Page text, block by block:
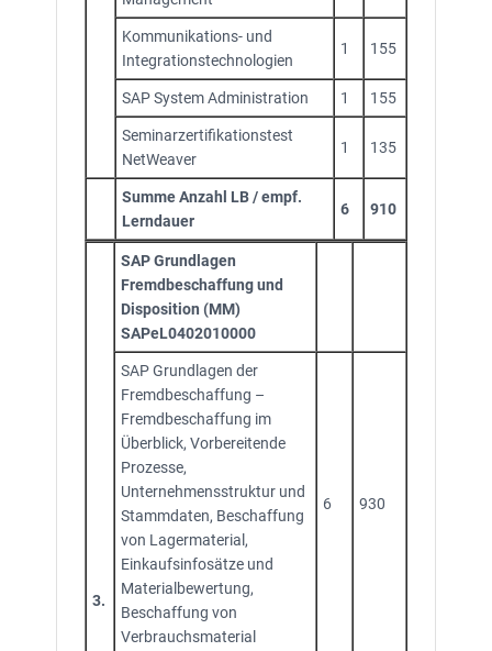
Kommunikations- und
Integrationstechnologien
1 155
SAP System Administration 1 155
Seminarzertifikationstest
NetWeaver
1 135
Summe Anzahl LB / empf.
Lerndauer
6 910
3.
SAP Grundlagen
Fremdbeschaffung und
Disposition (MM)
SAPeL0402010000
SAP Grundlagen der
Fremdbeschaffung –
Fremdbeschaffung im
Überblick, Vorbereitende
Prozesse,
Unternehmensstruktur und
Stammdaten, Beschaffung
von Lagermaterial,
Einkaufsinfosätze und
Materialbewertung,
Beschaffung von
Verbrauchsmaterial
6 930